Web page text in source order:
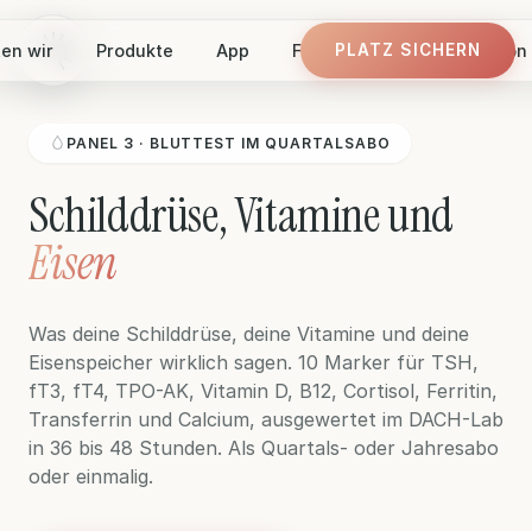
wir Produkte App Finde dein Panel Vision
PLATZ SICHERN
PANEL 3 · BLUTTEST IM QUARTALSABO
Schilddrüse, Vitamine und
Eisen
Was deine Schilddrüse, deine Vitamine und deine
Eisenspeicher wirklich sagen. 10 Marker für TSH,
fT3, fT4, TPO-AK, Vitamin D, B12, Cortisol, Ferritin,
Transferrin und Calcium, ausgewertet im DACH-Lab
in 36 bis 48 Stunden. Als Quartals- oder Jahresabo
oder einmalig.